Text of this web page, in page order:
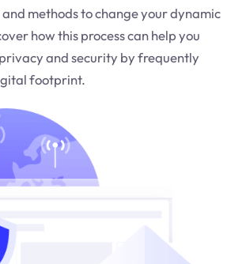
methods to change your dynamic
how this process can help you
and security by frequently
footprint.